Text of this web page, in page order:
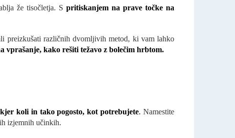
že tisočletja. S pritiskanjem na prave točke na
preizkušati različnih dvomljivih metod, ki vam lahko
vprašanje, kako rešiti težavo z bolečim hrbtom.
koli in tako pogosto, kot potrebujete. Namestite
izjemnih učinkih.